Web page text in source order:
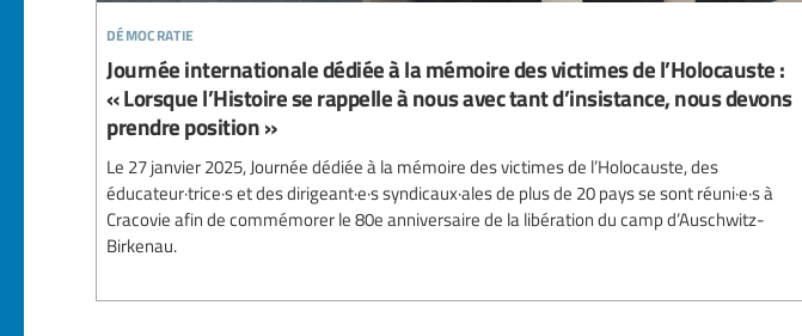
démocratie
Journée internationale dédiée à la mémoire des victimes de l’Holocauste :
« Lorsque l’Histoire se rappelle à nous avec tant d’insistance, nous devons
prendre position »
Le 27 janvier 2025, Journée dédiée à la mémoire des victimes de l’Holocauste, des
éducateur·trice·s et des dirigeant·e·s syndicaux·ales de plus de 20 pays se sont réuni·e·s à
Cracovie afin de commémorer le 80e anniversaire de la libération du camp d’Auschwitz-
Birkenau.